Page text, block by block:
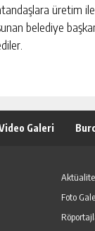
üretim
belediye
Galeri
Aktüalite
Foto